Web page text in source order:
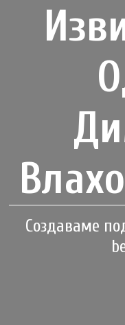
Создаваме